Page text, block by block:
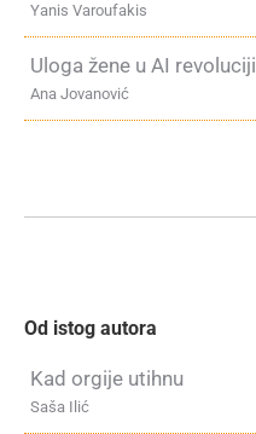
Yanis Varoufakis
Uloga žene u AI revoluciji
Ana Jovanović
Od istog autora
Kad orgije utihnu
Saša Ilić